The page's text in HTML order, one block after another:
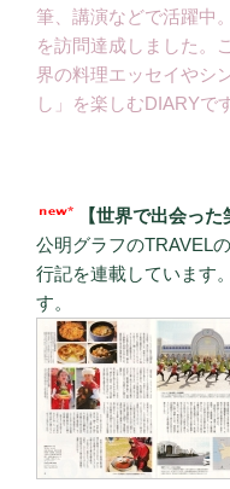
筆、講演などで活躍中
を訪問達成しました。
界の料理エッセイやシ
し」を楽しむDIARYで
【世界で出会っ
公明グラフのTRAVEL
行記を連載しています
す。